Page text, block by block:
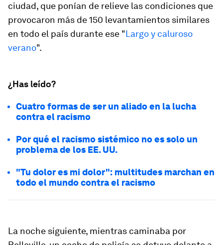
ciudad, que ponían de relieve las condiciones que
provocaron más de 150 levantamientos similares
en todo el país durante ese "Largo y caluroso
verano".
¿Has leído?
Cuatro formas de ser un aliado en la lucha
contra el racismo
Por qué el racismo sistémico no es solo un
problema de los EE. UU.
"Tu dolor es mi dolor": multitudes marchan en
todo el mundo contra el racismo
La noche siguiente, mientras caminaba por